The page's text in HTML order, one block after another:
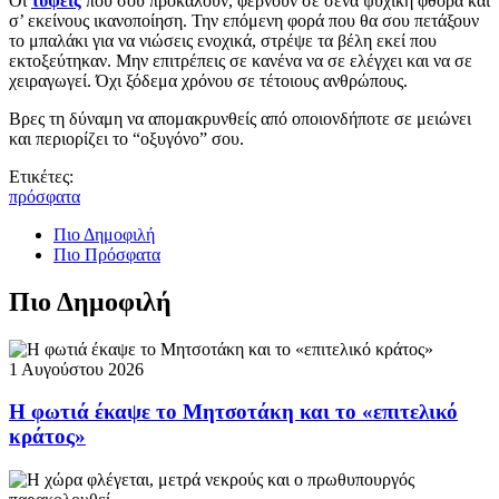
σ’ εκείνους ικανοποίηση. Την επόμενη φορά που θα σου πετάξουν
το μπαλάκι για να νιώσεις ενοχικά, στρέψε τα βέλη εκεί που
εκτοξεύτηκαν. Μην επιτρέπεις σε κανένα να σε ελέγχει και να σε
χειραγωγεί. Όχι ξόδεμα χρόνου σε τέτοιους ανθρώπους.
Βρες τη δύναμη να απομακρυνθείς από οποιονδήποτε σε μειώνει
και περιορίζει το “οξυγόνο” σου.
Ετικέτες:
πρόσφατα
Πιο Δημοφιλή
Πιο Πρόσφατα
Πιο Δημοφιλή
1 Αυγούστου 2026
Η φωτιά έκαψε το Μητσοτάκη και το «επιτελικό
κράτος»